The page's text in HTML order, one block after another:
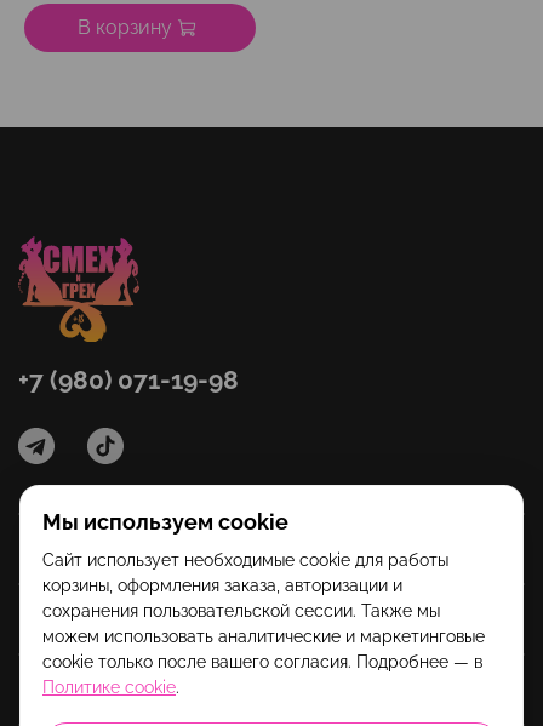
В корзину
Категории
Помощь
Информация
+7 (980) 071-19-98
Мы используем cookie
Сайт использует необходимые cookie для работы
корзины, оформления заказа, авторизации и
сохранения пользовательской сессии. Также мы
можем использовать аналитические и маркетинговые
cookie только после вашего согласия. Подробнее — в
Политике cookie.